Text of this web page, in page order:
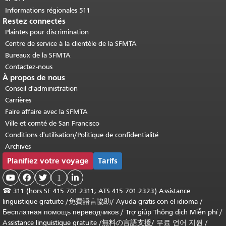
Informations régionales 511
Restez connectés
Plaintes pour discrimination
Centre de service à la clientèle de la SFMTA
Bureaux de la SFMTA
Contactez-nous
À propos de nous
Conseil d'administration
Carrières
Faire affaire avec la SFMTA
Ville et comté de San Francisco
Conditions d'utilisation/Politique de confidentialité
Archives
Planifiez votre voyage Tarifs
   1 
☎ 311 (hors SF 415.701.2311; ATS 415.701.2323) Assistance
linguistique gratuite /免費語言協助/ Ayuda gratis con el idioma /
Бесплатная помощь переводчиков / Trợ giúp Thông dịch Miễn phí/
Assistance linguistique gratuite /無料の言語支援/ 무료 언어 지원 /